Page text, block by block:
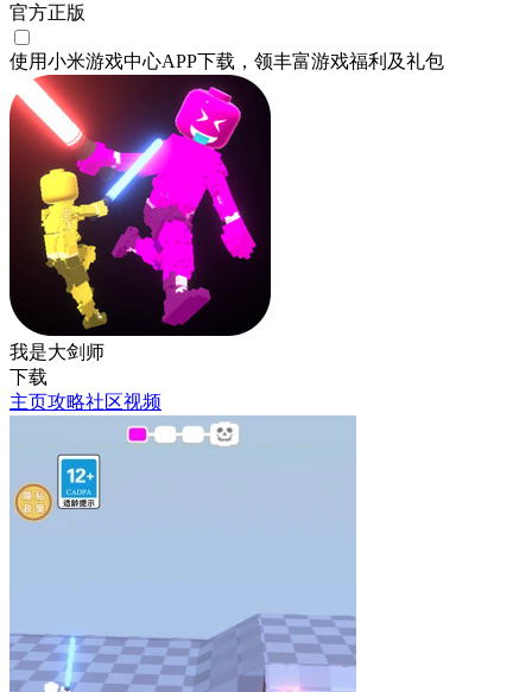
官方正版
使用小米游戏中心APP下载 ，领丰富游戏福利 及礼包
我是大剑师
下载
主页攻略社区视频